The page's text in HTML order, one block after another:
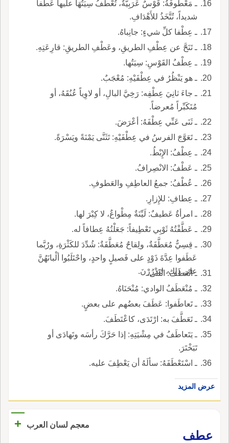
ـ مَعْطُوفَةُ: قَوْسٌ عَرَبِيَّةٌ، تُعْطَفُ سِيَتُهَا عليها عَطْفاً
شديداً، تُتَّخَذُ للأَهْدَافِ.
ـ عِطْفا كلِّ شيءٍ: جانِباهُ.
ـ تَنَحَّ عن عِطْفِ الطريقِ، وعَطْفِ الطريقِ: قارِعَتِهِ.
ـ عِطْفُ القَوْسِ: سِيَتُها.
ـ هو يَنْظُرُ في عِطْفَيْهِ: مُعْجَبٌ.
ـ جاءَ ثانِيَ عِطْفِه: رَخِيَّ البالِ، أو لاوِياً عُنُقَهُ، أو
مُتَكَبِّراً مُعرضاً.
ـ ثَنَى عَنِّي عِطْفَهُ: أعْرَضَ.
ـ تَعَوَّجَ الفرسُ في عِطْفَيْهِ: تَثَنَّى يَمْنَةً ويَسْرَةً.
ـ عِطْفُ: الإِبْطُ.
ـ عَطْفُ: الانْصِرافُ.
ـ عُطْفُ: جمعُ العاطِفِ والعَطوفِ.
ـ عِطافِ: للإِزارِ.
ـ امرأةٌ عَطيفٌ: لَيِّنَةٌ مِطْواعٌ، لا كِبْرَ لها.
ـ عَطَّفْتُهُ ثَوْبِي تَعْطِيفاً: جَعَلْتُهُ عِطافاً له.
ـ قِسِيٌّ مُعَطَّفَةٌ، ولِقاحٌ مُعَطَّفَةٌ: شُدِّدَ للكَثْرَةِ، ورُبَّما
عَطَفوا عِدَّةَ ذَوْدٍ على فَصيلٍ واحدٍ، واحْتَلَبُوا ألْبانَهُنَّ
على ذلك، ليَدْرُِرْنَ.
ـ انْعَطَفَ: انْثَنَى.
ـ مُنْعَطَفُ الوادي: مُنْحَنَاهُ.
ـ تَعاطَفوا: عَطَفَ بعضُهم على بعضٍ.
ـ تَعَطَّفَ به: ارْتَدَى، كاعْتَطَفَ.
ـ يَتَعاطَفُ في مِشْيَتِهِ: إذا حَرَّكَ رأسَه وتَهادَى أو
تَبَخْتَرَ.
ـ اسْتَعْطَفَهُ: سألَهُ أن يَعْطِفَ عليه.
عرض المزيد
معجم لسان العرب
+
عطف